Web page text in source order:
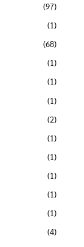
(97)
(1)
(68)
(1)
(1)
(1)
(2)
(1)
(1)
(1)
(1)
(1)
(4)